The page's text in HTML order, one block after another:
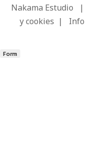
Nakama Estudio |
y cookies |
Form